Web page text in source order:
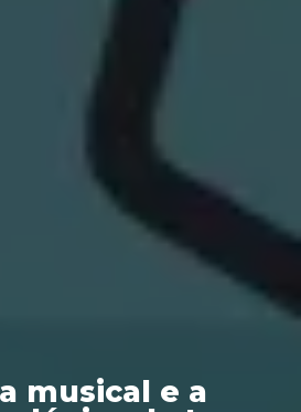
musical e a